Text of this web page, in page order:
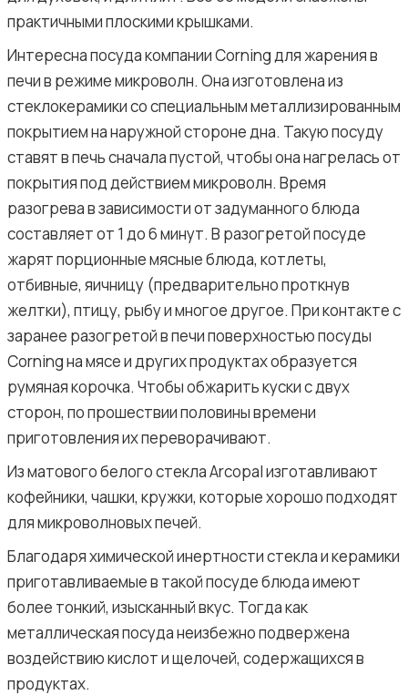
практичными плоскими крышками.
Интересна посуда компании Corning для жарения в
печи в режиме микроволн. Она изготовлена из
стеклокерамики со специальным металлизированным
покрытием на наружной стороне дна. Такую посуду
ставят в печь сначала пустой, чтобы она нагрелась от
покрытия под действием микроволн. Время
разогрева в зависимости от задуманного блюда
составляет от 1 до 6 минут. В разогретой посуде
жарят порционные мясные блюда, котлеты,
отбивные, яичницу (предварительно проткнув
желтки), птицу, рыбу и многое другое. При контакте с
заранее разогретой в печи поверхностью посуды
Corning на мясе и других продуктах образуется
румяная корочка. Чтобы обжарить куски с двух
сторон, по прошествии половины времени
приготовления их переворачивают.
Из матового белого стекла Arcopal изготавливают
кофейники, чашки, кружки, которые хорошо подходят
для микроволновых печей.
Благодаря химической инертности стекла и керамики
приготавливаемые в такой посуде блюда имеют
более тонкий, изысканный вкус. Тогда как
металлическая посуда неизбежно подвержена
воздействию кислот и щелочей, содержащихся в
продуктах.